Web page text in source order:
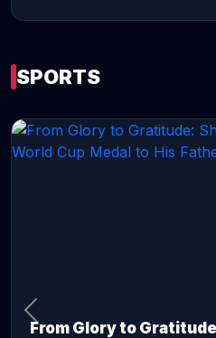
SPORTS
From Glory to